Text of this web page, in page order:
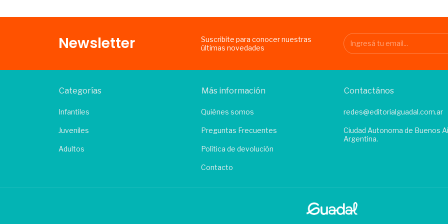
Newsletter
Suscribite para conocer nuestras
últimas novedades
Categorías
Infantiles
Juveniles
Adultos
Más información
Quiénes somos
Preguntas Frecuentes
Política de devolución
Contacto
Contactános
redes@editorialguadal.com.ar
Ciudad Autonoma de Buenos
Argentina.